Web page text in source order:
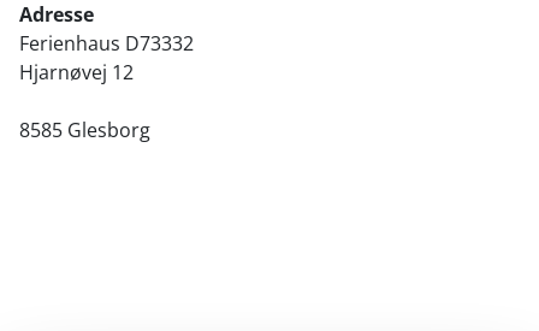
Adresse
Ferienhaus D73332
Hjarnøvej 12
8585 Glesborg